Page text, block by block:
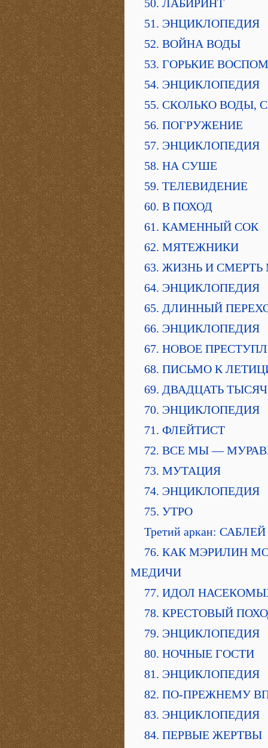
50. ЛАБИРИНТ
51. ЭНЦИКЛОПЕДИЯ
52. ВОЙНА ВОДЫ
53. ГОРЬКИЕ
54. ЭНЦИКЛОПЕДИЯ
55. СКОЛЬКО ВОДЫ,
56. ПОГРУЖЕНИЕ
57. ЭНЦИКЛОПЕДИЯ
58. НА СУШЕ
59. ТЕЛЕВИДЕНИЕ
60. В ПОХОД
61. КАМЕННЫЙ СОК
62. МЯТЕЖНИКИ
63. ЖИЗНЬ И
64. ЭНЦИКЛОПЕДИЯ
65. ДЛИННЫЙ
66. ЭНЦИКЛОПЕДИЯ
67. НОВОЕ
68. ПИСЬМО К
69. ДВАДЦАТЬ
70. ЭНЦИКЛОПЕДИЯ
71. ФЛЕЙТИСТ
72. ВСЕ МЫ —
73. МУТАЦИЯ
74. ЭНЦИКЛОПЕДИЯ
75. УТРО
Третий аркан:
76. КАК МЭРИЛИН
МЕДИЧИ
77. ИДОЛ
78. КРЕСТОВЫЙ
79. ЭНЦИКЛОПЕДИЯ
80. НОЧНЫЕ ГОСТИ
81. ЭНЦИКЛОПЕДИЯ
82. ПО-ПРЕЖНЕМУ
83. ЭНЦИКЛОПЕДИЯ
84. ПЕРВЫЕ ЖЕРТВЫ